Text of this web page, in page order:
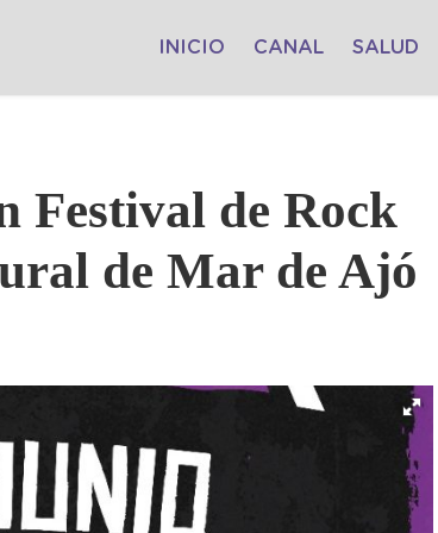
INICIO CANAL SALUD
Festival de Rock
de Mar de Ajó